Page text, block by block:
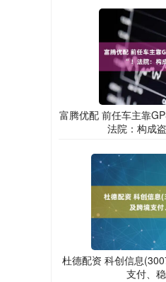
富腾优配 前任车主靠
法院：构成
杜德配资 科创信息
支付、